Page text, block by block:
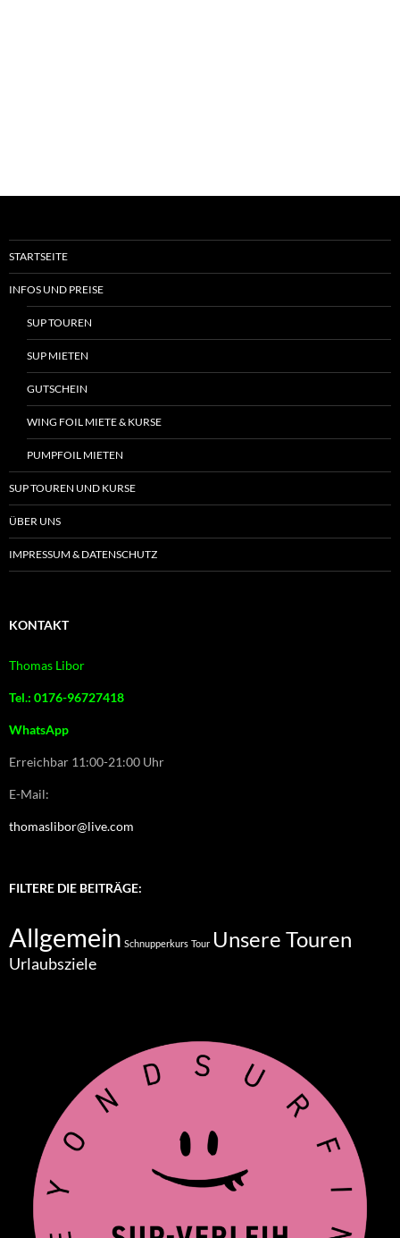
STARTSEITE
INFOS UND PREISE
SUP TOUREN
SUP MIETEN
GUTSCHEIN
WING FOIL MIETE & KURSE
PUMPFOIL MIETEN
SUP TOUREN UND KURSE
ÜBER UNS
IMPRESSUM & DATENSCHUTZ
KONTAKT
Thomas Libor
Tel.: 0176-96727418
WhatsApp
Erreichbar 11:00-21:00 Uhr
E-Mail:
thomaslibor@live.com
FILTERE DIE BEITRÄGE:
Allgemein Schnupperkurs Tour Unsere Touren
Urlaubsziele